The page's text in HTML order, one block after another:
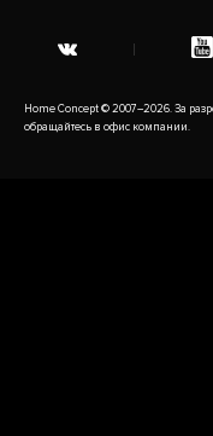
Home Concept © 2007–2026. За
обращайтесь в офис компании.